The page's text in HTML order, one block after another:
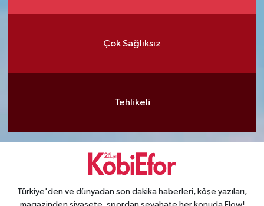
Çok Sağlıksız
Tehlikeli
Türkiye'den ve dünyadan son dakika haberleri, köşe yazıları,